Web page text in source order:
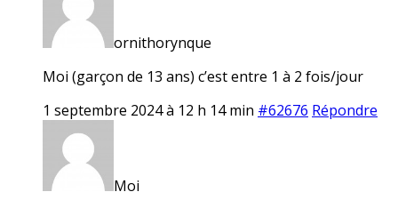
ornithorynque
Moi (garçon de 13 ans) c’est entre 1 à 2 fois/jour
1 septembre 2024 à 12 h 14 min #62676 Répondre
Moi